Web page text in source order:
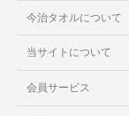
今治タオルについて
当サイトについて
会員サービス